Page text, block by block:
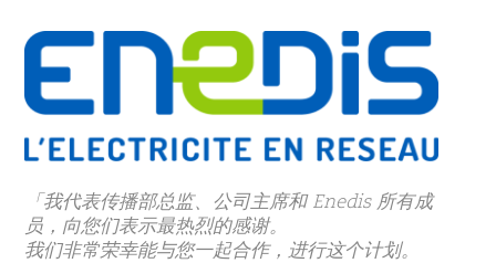
「我代表传播部总监、公司主席和 Enedis 所有成
员，向您们表示最热烈的感谢。
我们非常荣幸能与您一起合作，进行这个计划。